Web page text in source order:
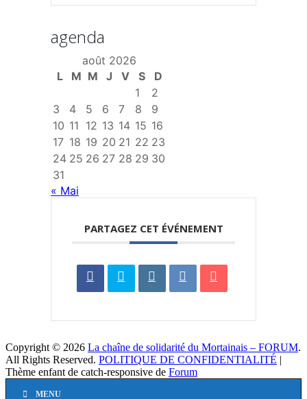
agenda
août 2026
L
M M J V S
D
1
2
3
4 5 6 7 8
9
10 11 12 13 14 15 16
17 18 19 20 21 22 23
24 25 26 27 28 29 30
31
« Mai
PARTAGEZ CET ÉVÉNEMENT
Copyright © 2026 La chaîne de solidarité du Mortainais – FORUM.
All Rights Reserved. POLITIQUE DE CONFIDENTIALITÉ |
Thème enfant de catch-responsive de Forum
remonterMENU